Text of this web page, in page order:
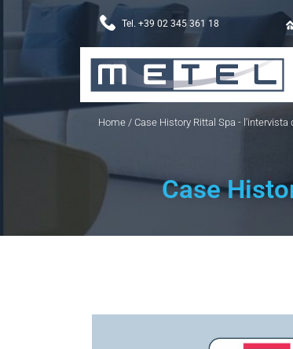
Tel. +39 02 345 361 18
Home / Case History Rittal Spa -
Case